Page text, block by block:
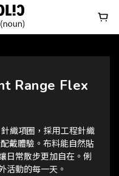
Range Flex
針織項圈，採用工程針織
戴體驗。布料能自然貼
日常散步更加自在。俐
活動的每一天。